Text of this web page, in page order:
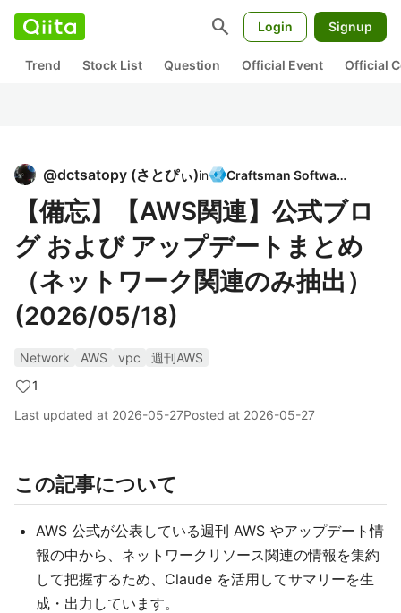
search Login Signup
Trend Stock List Question Official Event Official
@dctsatopy (さとぴぃ)in Craftsman Software
【備忘】【AWS関連】公式ブロ
グ および アップデートまとめ
（ネットワーク関連のみ抽出）
(2026/05/18)
Network AWS vpc
週刊AWS
1
Last updated at 2026-05-27Posted at 2026-05-27
この記事について
AWS 公式が公表している週刊 AWS やアップデート情
報の中から、ネットワークリソース関連の情報を集約
して把握するため、Claude を活用してサマリーを生
成・出力しています。